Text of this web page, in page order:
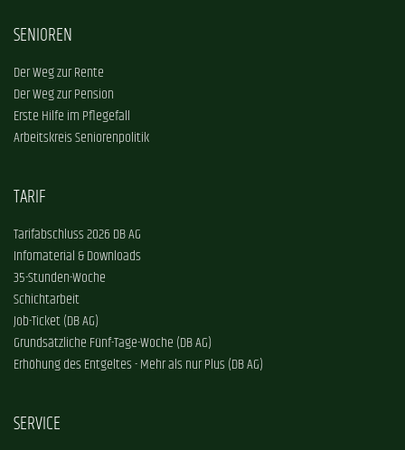
SENIOREN
Der Weg zur Rente
Der Weg zur Pension
Erste Hilfe im Pflegefall
Arbeitskreis Seniorenpolitik
TARIF
Tarifabschluss 2026 DB AG
Infomaterial & Downloads
35-Stunden-Woche
Schichtarbeit
Job-Ticket (DB AG)
Grundsätzliche Fünf-Tage-Woche (DB AG)
Erhöhung des Entgeltes - Mehr als nur Plus (DB AG)
SERVICE